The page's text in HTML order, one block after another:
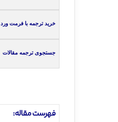
خرید ترجمه با فرمت ورد
جستجوی ترجمه مقالات
فهرست مقاله: